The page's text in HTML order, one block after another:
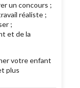
un concours ;
réaliste ;
;
et de la
votre enfant
plus